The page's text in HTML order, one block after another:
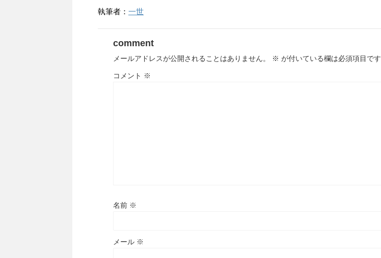
執筆者： 一世
comment
メールアドレスが公開されることはありません。 ※ が付いている欄は必須項目です
コメント ※
名前 ※
メール ※